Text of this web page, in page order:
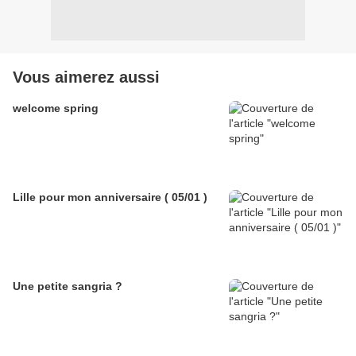
Vous aimerez aussi
welcome spring
Lille pour mon anniversaire ( 05/01 )
Une petite sangria ?